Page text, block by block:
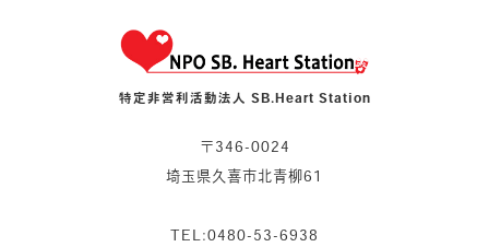
特定非営利活動法人 SB.Heart Station
〒346-0024
埼玉県久喜市北青柳61
TEL:0480-53-6938